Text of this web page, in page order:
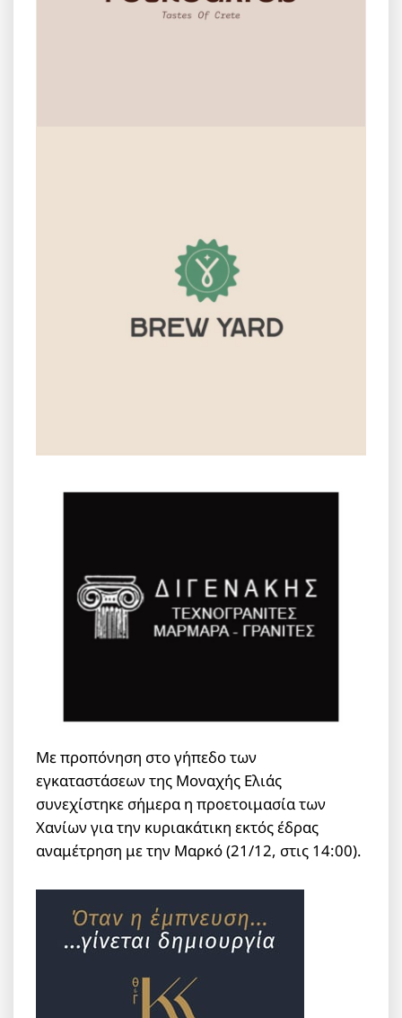
Με προπόνηση στο γήπεδο των
εγκαταστάσεων της Μοναχής Ελιάς
συνεχίστηκε σήμερα η προετοιμασία των
Χανίων για την κυριακάτικη εκτός έδρας
αναμέτρηση με την Μαρκό (21/12, στις 14:00).